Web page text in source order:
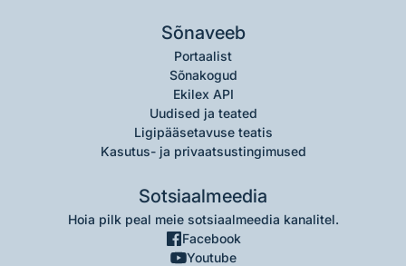
Sõnaveeb
Portaalist
Sõnakogud
Ekilex API
Uudised ja teated
Ligipääsetavuse teatis
Kasutus- ja privaatsustingimused
Sotsiaalmeedia
Hoia pilk peal meie sotsiaalmeedia kanalitel.
Facebook
Youtube